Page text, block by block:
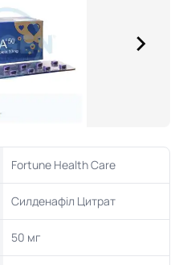
Fortune Health Care
Силденафіл Цитрат
50 мг